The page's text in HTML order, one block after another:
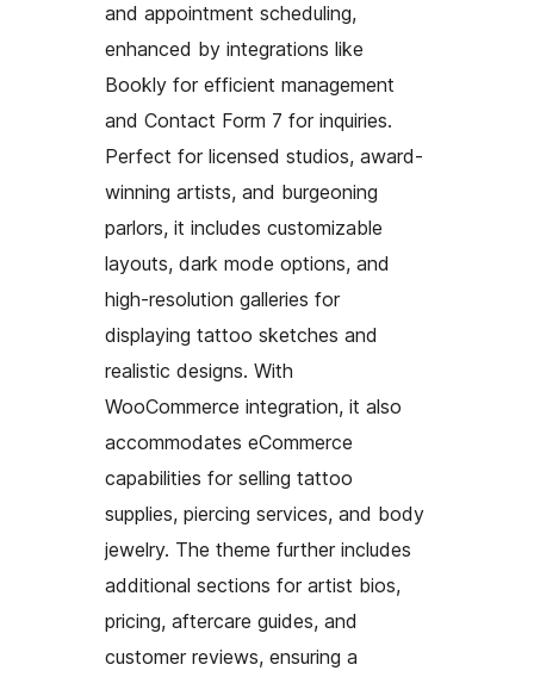
and appointment scheduling,
enhanced by integrations like
Bookly for efficient management
and Contact Form 7 for inquiries.
Perfect for licensed studios, award-
winning artists, and burgeoning
parlors, it includes customizable
layouts, dark mode options, and
high-resolution galleries for
displaying tattoo sketches and
realistic designs. With
WooCommerce integration, it also
accommodates eCommerce
capabilities for selling tattoo
supplies, piercing services, and body
jewelry. The theme further includes
additional sections for artist bios,
pricing, aftercare guides, and
customer reviews, ensuring a